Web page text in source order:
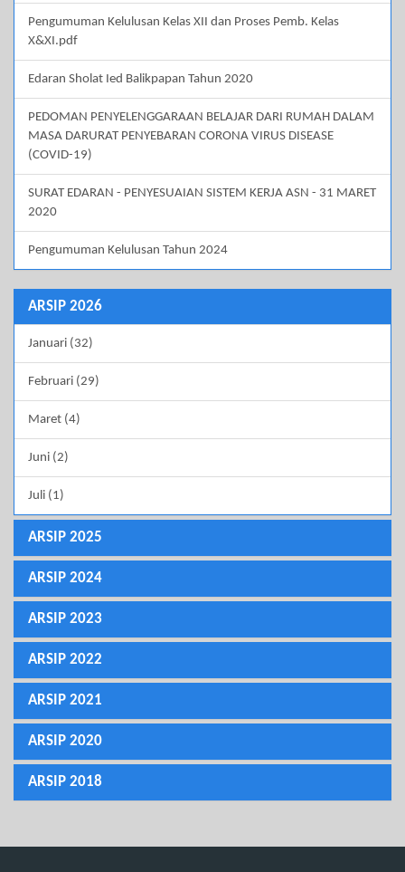
Pengumuman Kelulusan Kelas XII dan Proses Pemb. Kelas
X&XI.pdf
Edaran Sholat Ied Balikpapan Tahun 2020
PEDOMAN PENYELENGGARAAN BELAJAR DARI RUMAH DALAM
MASA DARURAT PENYEBARAN CORONA VIRUS DISEASE
(COVID-19)
SURAT EDARAN - PENYESUAIAN SISTEM KERJA ASN - 31 MARET
2020
Pengumuman Kelulusan Tahun 2024
ARSIP 2026
Januari (32)
Februari (29)
Maret (4)
Juni (2)
Juli (1)
ARSIP 2025
ARSIP 2024
ARSIP 2023
ARSIP 2022
ARSIP 2021
ARSIP 2020
ARSIP 2018